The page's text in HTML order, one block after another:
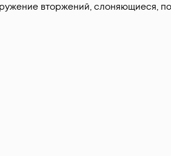
вторжений, слоняющиеся,